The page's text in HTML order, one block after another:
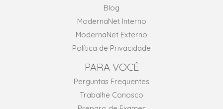
Blog
ModernaNet Interno
ModernaNet Externo
Política de Privacidade
PARA VOCÊ
Perguntas Frequentes
Trabalhe Conosco